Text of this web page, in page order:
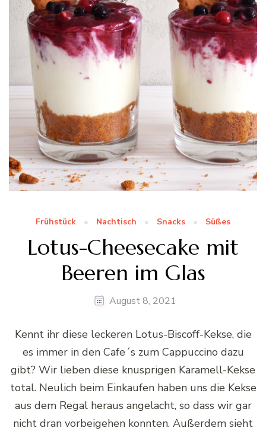
Frühstück Nachtisch Snacks Süßes
Lotus-Cheesecake mit
Beeren im Glas
August 8, 2021
Kennt ihr diese leckeren Lotus-Biscoff-Kekse, die
es immer in den Cafe´s zum Cappuccino dazu
gibt? Wir lieben diese knusprigen Karamell-Kekse
total. Neulich beim Einkaufen haben uns die Kekse
aus dem Regal heraus angelacht, so dass wir gar
nicht dran vorbeigehen konnten. Außerdem sieht